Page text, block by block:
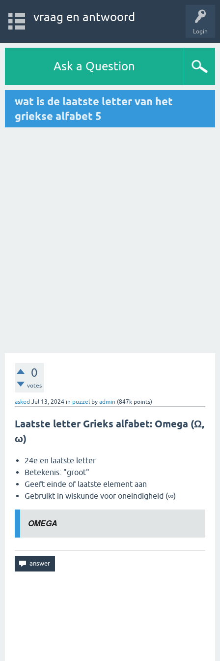
Login
vraag en antwoord
Ask a Question
wat is de laatste letter van het
griekse alfabet 5
0
votes
asked Jul 13, 2024 in puzzel by admin (847k points)
Laatste letter Grieks alfabet: Omega (Ω,
ω)
24e en laatste letter
Betekenis: "groot"
Geeft einde of laatste element aan
Gebruikt in wiskunde voor oneindigheid (∞)
OMEGA